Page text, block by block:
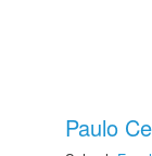
Paulo